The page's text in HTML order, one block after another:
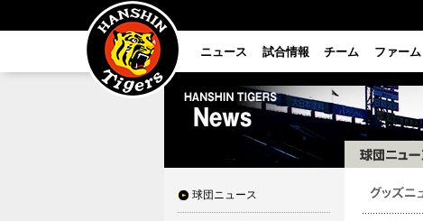
ニュース 試合情報 チーム ファーム
球団ニュース